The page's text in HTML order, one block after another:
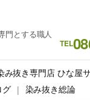
とする職人
TEL
み抜き専門店 ひな屋
グ 染み抜き総論